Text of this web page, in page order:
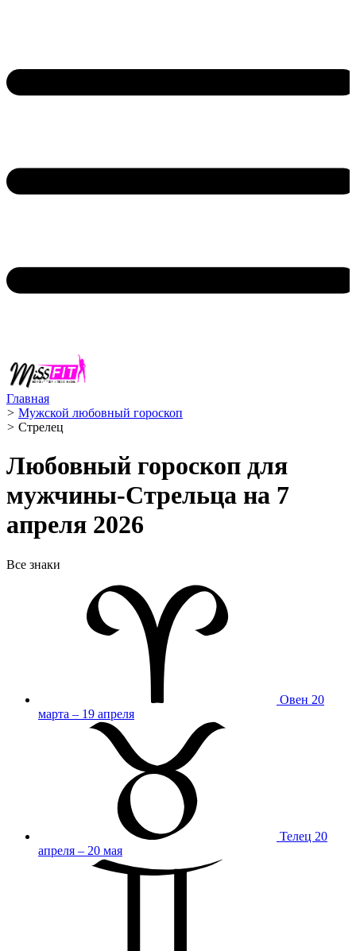
Главная
> Мужской любовный гороскоп
> Стрелец ️
Любовный гороскоп для
мужчины-Стрельца на 7
апреля 2026
Все знаки
Овен 20
марта – 19 апреля
Телец 20
апреля – 20 мая